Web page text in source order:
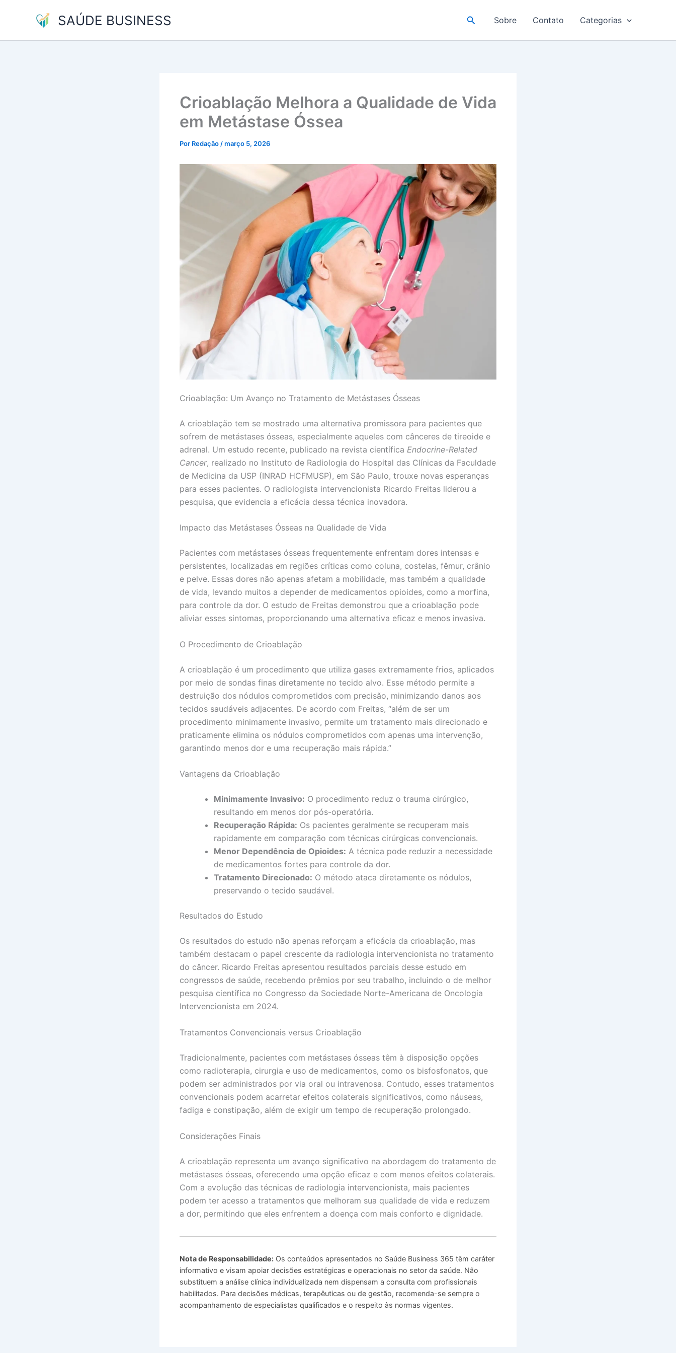
SAÚDE BUSINESS Pesquisar
Sobre Contato Categorias
Crioablação Melhora a Qualidade de Vida
em Metástase Óssea
Por Redação /março 5, 2026
Crioablação: Um Avanço no Tratamento de Metástases Ósseas
A crioablação tem se mostrado uma alternativa promissora para pacientes que
sofrem de metástases ósseas, especialmente aqueles com cânceres de tireoide e
adrenal. Um estudo recente, publicado na revista científica Endocrine-Related
Cancer, realizado no Instituto de Radiologia do Hospital das Clínicas da Faculdade
de Medicina da USP (INRAD HCFMUSP), em São Paulo, trouxe novas esperanças
para esses pacientes. O radiologista intervencionista Ricardo Freitas liderou a
pesquisa, que evidencia a eficácia dessa técnica inovadora.
Impacto das Metástases Ósseas na Qualidade de Vida
Pacientes com metástases ósseas frequentemente enfrentam dores intensas e
persistentes, localizadas em regiões críticas como coluna, costelas, fêmur, crânio
e pelve. Essas dores não apenas afetam a mobilidade, mas também a qualidade
de vida, levando muitos a depender de medicamentos opioides, como a morfina,
para controle da dor. O estudo de Freitas demonstrou que a crioablação pode
aliviar esses sintomas, proporcionando uma alternativa eficaz e menos invasiva.
O Procedimento de Crioablação
A crioablação é um procedimento que utiliza gases extremamente frios, aplicados
por meio de sondas finas diretamente no tecido alvo. Esse método permite a
destruição dos nódulos comprometidos com precisão, minimizando danos aos
tecidos saudáveis adjacentes. De acordo com Freitas, “além de ser um
procedimento minimamente invasivo, permite um tratamento mais direcionado e
praticamente elimina os nódulos comprometidos com apenas uma intervenção,
garantindo menos dor e uma recuperação mais rápida.”
Vantagens da Crioablação
Minimamente Invasivo: O procedimento reduz o trauma cirúrgico,
resultando em menos dor pós-operatória.
Recuperação Rápida: Os pacientes geralmente se recuperam mais
rapidamente em comparação com técnicas cirúrgicas convencionais.
Menor Dependência de Opioides: A técnica pode reduzir a necessidade
de medicamentos fortes para controle da dor.
Tratamento Direcionado: O método ataca diretamente os nódulos,
preservando o tecido saudável.
Resultados do Estudo
Os resultados do estudo não apenas reforçam a eficácia da crioablação, mas
também destacam o papel crescente da radiologia intervencionista no tratamento
do câncer. Ricardo Freitas apresentou resultados parciais desse estudo em
congressos de saúde, recebendo prêmios por seu trabalho, incluindo o de melhor
pesquisa científica no Congresso da Sociedade Norte-Americana de Oncologia
Intervencionista em 2024.
Tratamentos Convencionais versus Crioablação
Tradicionalmente, pacientes com metástases ósseas têm à disposição opções
como radioterapia, cirurgia e uso de medicamentos, como os bisfosfonatos, que
podem ser administrados por via oral ou intravenosa. Contudo, esses tratamentos
convencionais podem acarretar efeitos colaterais significativos, como náuseas,
fadiga e constipação, além de exigir um tempo de recuperação prolongado.
Considerações Finais
A crioablação representa um avanço significativo na abordagem do tratamento de
metástases ósseas, oferecendo uma opção eficaz e com menos efeitos colaterais.
Com a evolução das técnicas de radiologia intervencionista, mais pacientes
podem ter acesso a tratamentos que melhoram sua qualidade de vida e reduzem
a dor, permitindo que eles enfrentem a doença com mais conforto e dignidade.
Nota de Responsabilidade: Os conteúdos apresentados no Saúde Business 365 têm caráter
informativo e visam apoiar decisões estratégicas e operacionais no setor da saúde. Não
substituem a análise clínica individualizada nem dispensam a consulta com profissionais
habilitados. Para decisões médicas, terapêuticas ou de gestão, recomenda-se sempre o
acompanhamento de especialistas qualificados e o respeito às normas vigentes.